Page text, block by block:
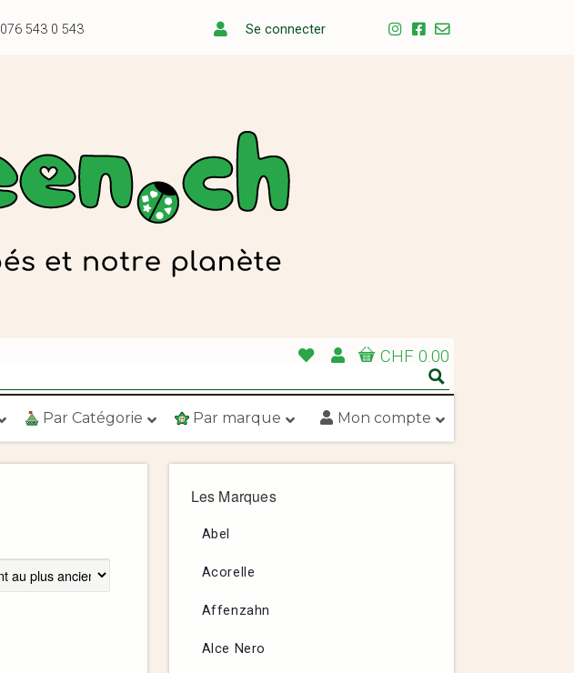
076 543 0 543 Se connecter
CHF 0.00
Par Catégorie Par marque Mon compte
Les Marques
Abel
Acorelle
Affenzahn
Alce Nero